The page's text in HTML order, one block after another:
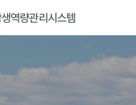
역량관리시스템